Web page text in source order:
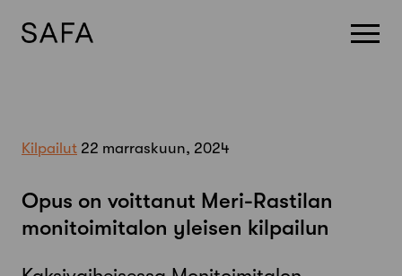
Kilpailut 22 marraskuun, 2024
Opus on voittanut Meri-Rastilan
monitoimitalon yleisen kilpailun